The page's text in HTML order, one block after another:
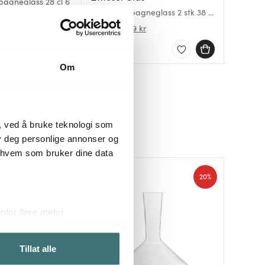
Om
ved å bruke teknologi som
personlige annonser og
som bruker dine data
flere meter
Tillat alle
Duo champagneglass 2 stk 38 cl
klar
569 kr 949 kr
20%